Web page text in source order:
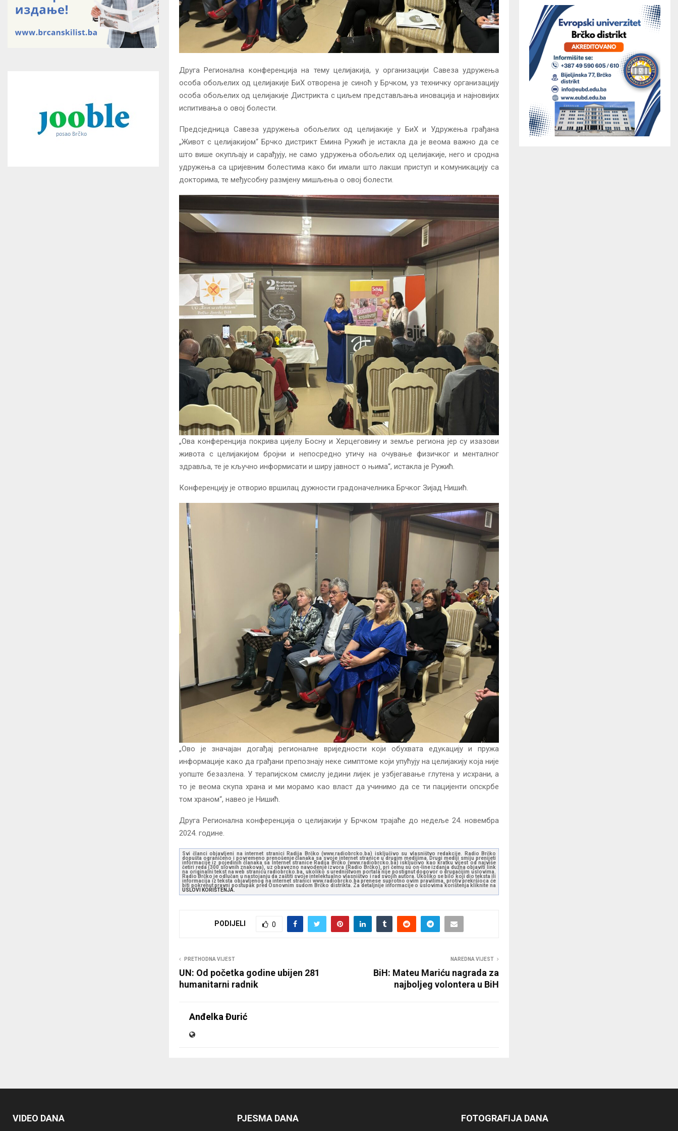
Друга Регионална конференција на тему целијакија, у организацији Савеза удружења
особа обољелих од целијакије БиХ отворена је синоћ у Брчком, уз техничку организацију
особа обољелих од целијакије Дистрикта с циљем представљања иновација и најновијих
испитивања о овој болести.
Предсједница Савеза удружења обољелих од целијакије у БиХ и Удружења грађана
„Живот с целијакијом“ Брчко дистрикт Емина Ружић је истакла да је веома важно да се
што више окупљају и сарађују, не само удружења обољелих од целијакије, него и сродна
удружења са цријевним болестима како би имали што лакши приступ и комуникацију са
докторима, те међусобну размјену мишљења о овој болести.
„Ова конференција покрива цијелу Босну и Херцеговину и земље региона јер су изазови
живота с целијакијом бројни и непосредно утичу на очување физичког и менталног
здравља, те је кључно информисати и ширу јавност о њима“, истакла је Ружић.
Конференцију је отворио вршилац дужности градоначелника Брчког Зијад Нишић.
„Ово је значајан догађај регионалне вриједности који обухвата едукацију и пружа
информације како да грађани препознају неке симптоме који упућују на целијакију која није
уопште безазлена. У терапијском смислу једини лијек је узбјегавање глутена у исхрани, а
то је веома скупа храна и ми морамо као власт да учинимо да се ти пацијенти опскрбе
том храном“, навео је Нишић.
Друга Регионална конференција о целијакији у Брчком трајаће до недеље 24. новембра
2024. године.
Svi članci objavljeni na internet stranici Radija Brčko (www.radiobrcko.ba) isključivo su vlasništvo redakcije. Radio Brčko
dopušta ograničeno i povremeno prenošenje članaka sa svoje internet stranice u drugim medijima. Drugi mediji smiju prenijeti
informacije iz pojedinih članaka sa Internet stranice Radija Brčko (www.radiobrcko.ba) isključivo kao kratku vijest od najviše
četiri reda (300 slovnih znakova), uz obavezno navođenje izvora (Radio Brčko), pri čemu su on-line izdanja dužna objaviti link
na originalni tekst na web stranicu radiobrcko.ba, ukoliko s uredništvom portala nije postignut dogovor o drugačijim uslovima.
Radio Brčko je odlučan u nastojanju da zaštiti svoje intelektualno vlasništvo i rad svojih autora. Ukoliko se bilo koji dio teksta ili
informacija iz teksta objavljenog na internet stranici www.radiobrcko.ba prenese suprotno ovim pravilima, protiv prekršioca će
biti pokrenut pravni postupak pred Osnovnim sudom Brčko distrikta. Za detaljnije informacije o uslovima korištenja kliknite na
USLOVI KORIŠTENJA.
PODIJELI 0
PRETHODNA VIJEST
UN: Od početka godine ubijen 281
humanitarni radnik
NAREDNA VIJEST
BiH: Mateu Mariću nagrada za
najboljeg volontera u BiH
Anđelka Đurić
VIDEO DANA PJESMA DANA FOTOGRAFIJA DANA